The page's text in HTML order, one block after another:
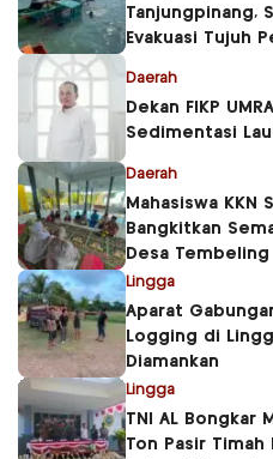
Tanjungpinang,
Evakuasi Tujuh
Daerah
Dekan FIKP
Sedimentasi
Daerah
Mahasiswa KKN
Bangkitkan
Desa Tembeling
Lingga
Aparat
Logging di
Diamankan
Lingga
TNI AL Bongkar
Ton Pasir